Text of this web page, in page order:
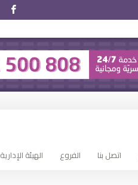
الهيئة الإدارية الفروع اتصل بنا